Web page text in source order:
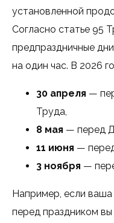
установленной
Согласно статье 95
предпраздничные
на один час. В 2026
30 апреля —
Труда,
8 мая — перед
11 июня —
3 ноября —
Например, если
перед праздником